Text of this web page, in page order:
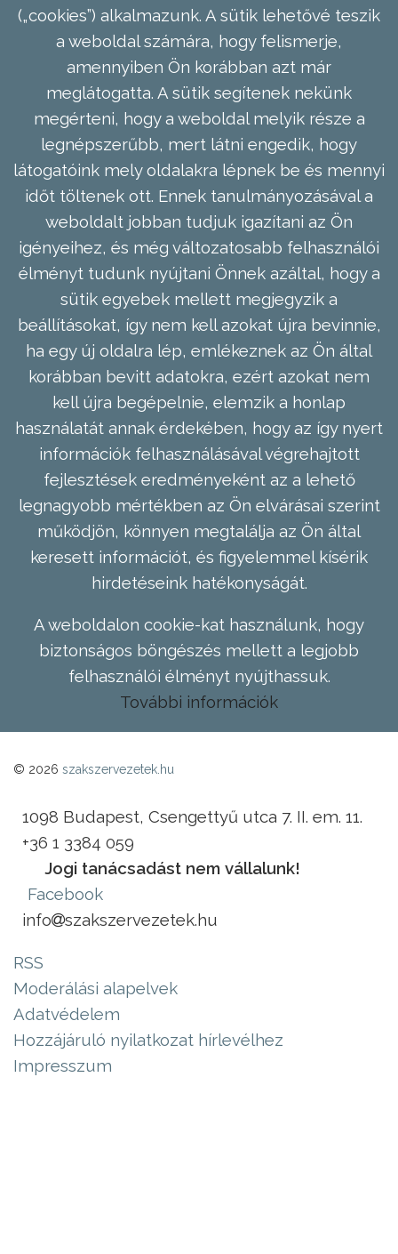
(„cookies”) alkalmazunk. A sütik lehetővé teszik
a weboldal számára, hogy felismerje,
amennyiben Ön korábban azt már
meglátogatta. A sütik segítenek nekünk
megérteni, hogy a weboldal melyik része a
legnépszerűbb, mert látni engedik, hogy
látogatóink mely oldalakra lépnek be és mennyi
időt töltenek ott. Ennek tanulmányozásával a
weboldalt jobban tudjuk igazítani az Ön
igényeihez, és még változatosabb felhasználói
élményt tudunk nyújtani Önnek azáltal, hogy a
sütik egyebek mellett megjegyzik a
beállításokat, így nem kell azokat újra bevinnie,
ha egy új oldalra lép, emlékeznek az Ön által
korábban bevitt adatokra, ezért azokat nem
kell újra begépelnie, elemzik a honlap
használatát annak érdekében, hogy az így nyert
információk felhasználásával végrehajtott
fejlesztések eredményeként az a lehető
legnagyobb mértékben az Ön elvárásai szerint
működjön, könnyen megtalálja az Ön által
keresett információt, és figyelemmel kísérik
hirdetéseink hatékonyságát.
A weboldalon cookie-kat használunk, hogy
biztonságos böngészés mellett a legjobb
felhasználói élményt nyújthassuk.
További információk
© 2026 szakszervezetek.hu
1098 Budapest, Csengettyű utca 7. II. em. 11.
+36 1 3384 059
Jogi tanácsadást nem vállalunk!
Facebook
info
szakszervezetek.hu
RSS
Moderálási alapelvek
Adatvédelem
Hozzájáruló nyilatkozat hírlevélhez
Impresszum